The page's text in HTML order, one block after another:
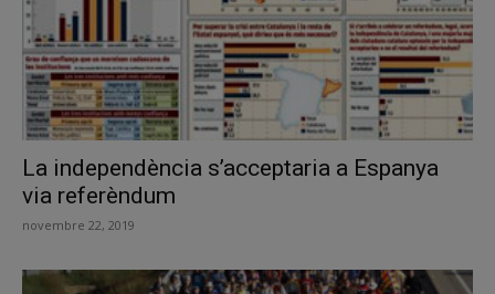
La independència s’acceptaria a Espanya
via referèndum
novembre 22, 2019